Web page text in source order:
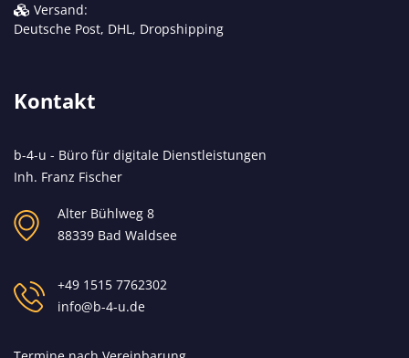
Versand:
Deutsche Post, DHL, Dropshipping
Kontakt
b-4-u - Büro für digitale Dienstleistungen
Inh. Franz Fischer
Alter Bühlweg 8
88339 Bad Waldsee
+49 1515 7762302
info@b-4-u.de